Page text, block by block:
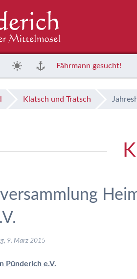
Fährmann gesucht!
Klatsch und Tratsch
9. März 2015
Pünderich e.V.